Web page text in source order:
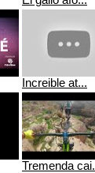
Increible at...
Tremenda